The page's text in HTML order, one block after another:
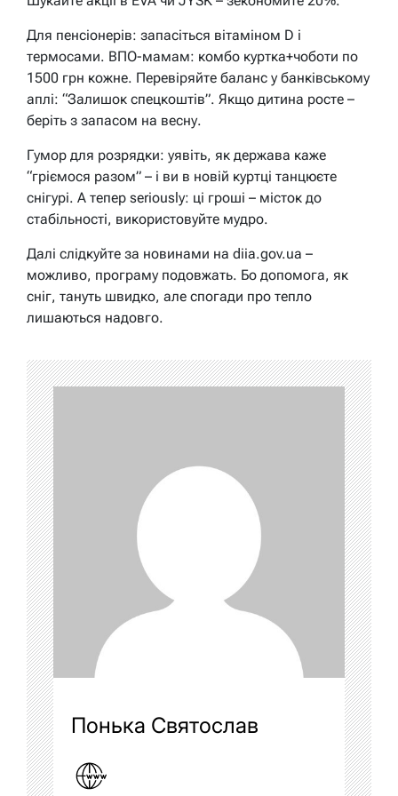
Для пенсіонерів: запасіться вітаміном D і
термосами. ВПО-мамам: комбо куртка+чоботи по
1500 грн кожне. Перевіряйте баланс у банківському
аплі: “Залишок спецкоштів”. Якщо дитина росте –
беріть з запасом на весну.
Гумор для розрядки: уявіть, як держава каже
“гріємося разом” – і ви в новій куртці танцюєте
снігурі. А тепер seriously: ці гроші – місток до
стабільності, використовуйте мудро.
Далі слідкуйте за новинами на diia.gov.ua –
можливо, програму подовжать. Бо допомога, як
сніг, тануть швидко, але спогади про тепло
лишаються надовго.
Понька Святослав